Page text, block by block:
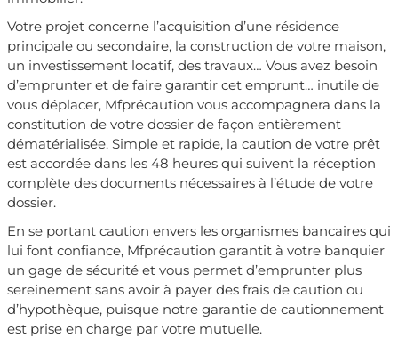
Votre projet concerne l’acquisition d’une résidence
principale ou secondaire, la construction de votre maison,
un investissement locatif, des travaux… Vous avez besoin
d’emprunter et de faire garantir cet emprunt… inutile de
vous déplacer, Mfprécaution vous accompagnera dans la
constitution de votre dossier de façon entièrement
dématérialisée. Simple et rapide, la caution de votre prêt
est accordée dans les 48 heures qui suivent la réception
complète des documents nécessaires à l’étude de votre
dossier.
En se portant caution envers les organismes bancaires qui
lui font confiance, Mfprécaution garantit à votre banquier
un gage de sécurité et vous permet d’emprunter plus
sereinement sans avoir à payer des frais de caution ou
d’hypothèque, puisque notre garantie de cautionnement
est prise en charge par votre mutuelle.